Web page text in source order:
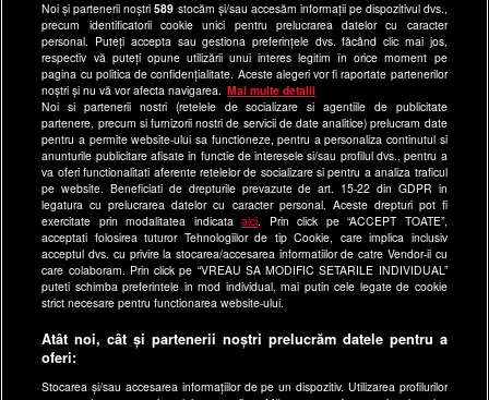
Anunturi gratuite pe Lajumate.ro
Ultimele Stiri
Program Happy Channel
Echipa editorială
Site-uri Antena Group
a1.ro
antenastars.ro
as.ro
catine.ro
chefi.ro
deparinti.ro
medicool.ro
Noi și partenerii noștri589 stocăm și/sau accesăm informații pe dispozitivul dvs.,
precum identificatorii cookie unici pentru prelucrarea datelor cu caracter
personal. Puteți accepta sau gestiona preferințele dvs. făcând clic mai jos,
respectiv vă puteți opune utilizării unui interes legitim în orice moment pe
pagina cu politica de confidențialitate. Aceste alegeri vor fi raportate partenerilor
noștri și nu vă vor afecta navigarea.
Mai multe detalii
Noi si partenerii nostri (retelele de socializare si agentiile de publicitate
partenere, precum si furnizorii nostri de servicii de date analitice) prelucram date
pentru a permite website-ului sa functioneze, pentru a personaliza continutul si
anunturile publicitare afisate in functie de interesele si/sau profilul dvs., pentru a
va oferi functionalitati aferente retelelor de socializare si pentru a analiza traficul
pe website. Beneficiati de drepturile prevazute de art. 15-22 din GDPR in
legatura cu prelucrarea datelor cu caracter personal. Aceste drepturi pot fi
exercitate prin modalitatea indicataaici . Prin click pe “ACCEPT TOATE”,
acceptati folosirea tuturor Tehnologiilor de tip Cookie, care implica inclusiv
acceptul dvs. cu privire la stocarea/accesarea informatiilor de catre Vendor-ii cu
care colaboram. Prin click pe “VREAU SA MODIFIC SETARILE INDIVIDUAL”
puteti schimba preferintele in mod individual, mai putin cele legate de cookie
strict necesare pentru functionarea website-ului.
Atât noi, cât și partenerii noștri prelucrăm datele pentru a
oferi:
Stocarea și/sau accesarea informațiilor de pe un dispozitiv. Utilizarea profilurilor